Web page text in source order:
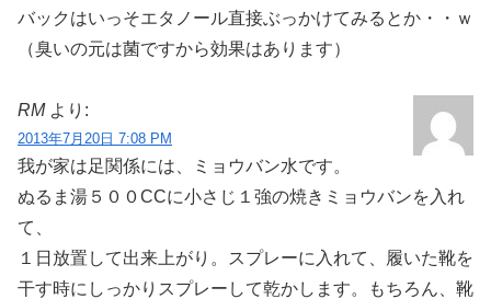
バックはいっそエタノール直接ぶっかけてみるとか・・ｗ
（臭いの元は菌ですから効果はあります）
RM より:
2013年7月20日 7:08 PM
我が家は足関係には、ミョウバン水です。
ぬるま湯５００CCに小さじ１強の焼きミョウバンを入れ
て、
１日放置して出来上がり。スプレーに入れて、履いた靴を
干す時にしっかりスプレーして乾かします。もちろん、靴